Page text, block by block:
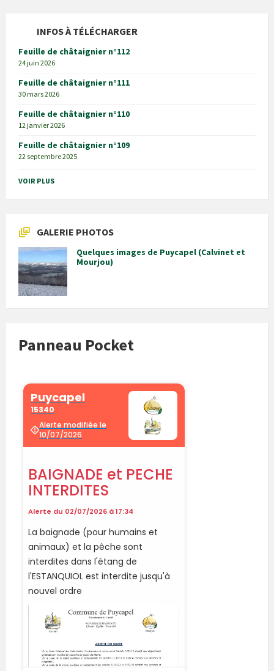
INFOS À TÉLÉCHARGER
Feuille de châtaignier n°112
24 juin 2026
Feuille de châtaignier n°111
30 mars 2026
Feuille de châtaignier n°110
12 janvier 2026
Feuille de châtaignier n°109
22 septembre 2025
VOIR PLUS
GALERIE PHOTOS
Quelques images de Puycapel (Calvinet et
Mourjou)
Panneau Pocket